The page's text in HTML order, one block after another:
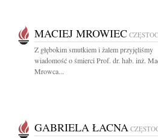
MACIEJ MROWIEC
Z głębokim smutkiem i żalem przyjęliśmy
wiadomość o śmierci Prof. dr. hab. inż.
Mrowca...
GABRIELA ŁACNA